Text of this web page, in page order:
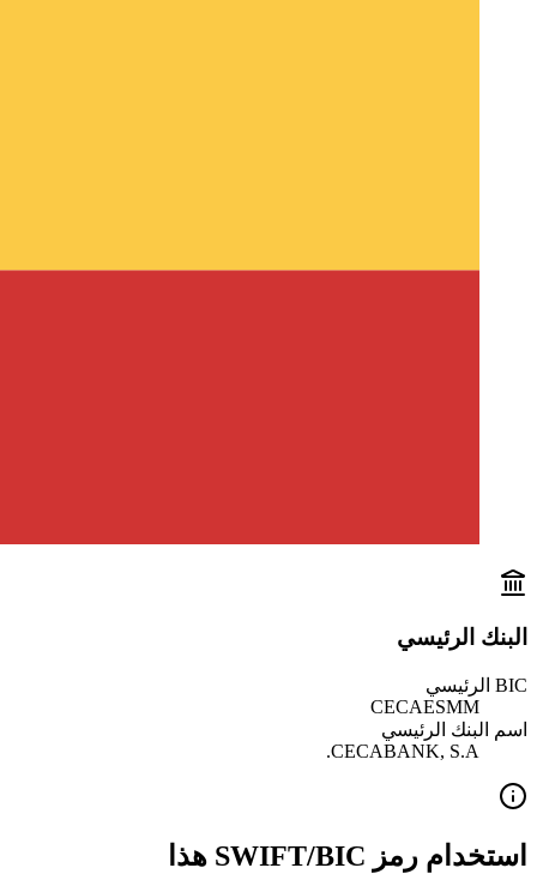
البنك الرئيسي
BIC الرئيسي
CECAESMM
اسم البنك الرئيسي
CECABANK, S.A.
استخدام رمز SWIFT/BIC هذا